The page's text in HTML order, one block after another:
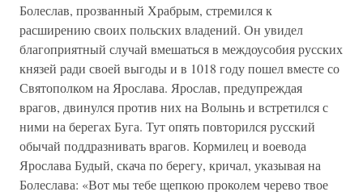
Болеслав, прозванный Храбрым, стремился к
расширению своих польских владений. Он увидел
благоприятный случай вмешаться в междоусобия русских
князей ради своей выгоды и в 1018 году пошел вместе со
Святополком на Ярослава. Ярослав, предупреждая
врагов, двинулся против них на Волынь и встретился с
ними на берегах Буга. Тут опять повторился русский
обычай поддразнивать врагов. Кормилец и воевода
Ярослава Будый, скача по берегу, кричал, указывая на
Болеслава: «Вот мы тебе щепкою проколем черево твое